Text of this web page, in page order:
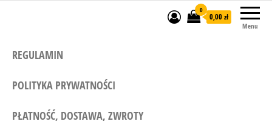
Menu
0
0,00 zł
REGULAMIN
POLITYKA PRYWATNOŚCI
PŁATNOŚĆ, DOSTAWA, ZWROTY